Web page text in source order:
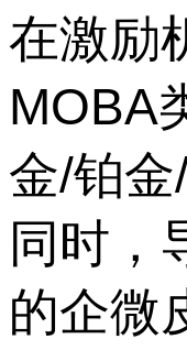
在激励
MOBA
金/铂
同时，
的企微